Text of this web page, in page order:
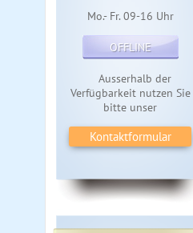
Mo.- Fr. 09-16 Uhr
OFFLINE
Ausserhalb der
Verfügbarkeit nutzen Sie
bitte unser
Kontaktformular